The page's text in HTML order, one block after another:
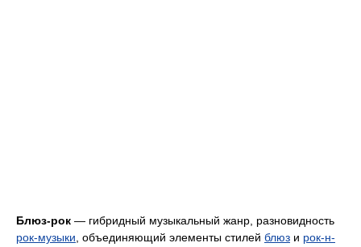
Блюз-рок — гибридный музыкальный жанр, разновидность
рок-музыки , объединяющий элементы стилей блюз и рок-н-